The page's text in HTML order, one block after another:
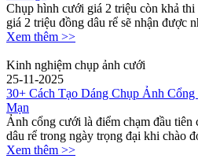
Chụp hình cưới giá 2 triệu còn khả
giá 2 triệu đồng dâu rể sẽ nhận được
Xem thêm >>
Kinh nghiệm chụp ảnh cưới
25-11-2025
30+ Cách Tạo Dáng Chụp Ảnh
Mạn
Ảnh cổng cưới là điểm chạm đầu tiên
dâu rể trong ngày trọng đại khi chào
Xem thêm >>